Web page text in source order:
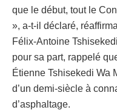
que le début, tout le
», a-t-il déclaré,
Félix-Antoine
pour sa part, rappelé
Étienne Tshisekedi Wa
d’un demi-siècle à
d’asphaltage.